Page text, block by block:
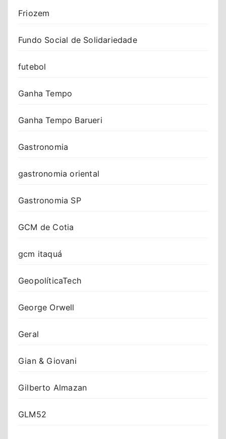
Friozem
Fundo Social de Solidariedade
futebol
Ganha Tempo
Ganha Tempo Barueri
Gastronomia
gastronomia oriental
Gastronomia SP
GCM de Cotia
gcm itaquá
GeopolíticaTech
George Orwell
Geral
Gian & Giovani
Gilberto Almazan
GLM52